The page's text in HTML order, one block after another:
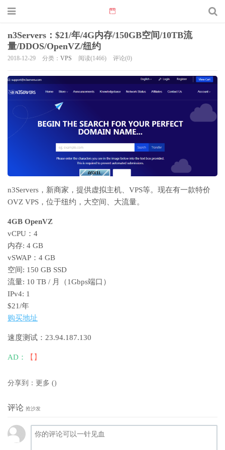
n3Servers：$21/年/4G内存/150GB空间/10TB流
量/DDOS/OpenVZ/纽约
2018-12-29 分类： VPS 阅读(1466) 评论(0)
n3Servers，新商家，提供虚拟主机、VPS等。现在有一款特价
OVZ VPS，位于纽约，大空间、大流量。
4GB OpenVZ
vCPU：4
内存: 4 GB
vSWAP：4 GB
空间: 150 GB SSD
流量: 10 TB / 月（1Gbps端口）
IPv4: 1
$21/年
购买地址
速度测试：23.94.187.130
AD： 【】
分享到： 更多 ()
评论 抢沙发